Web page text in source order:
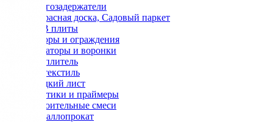
Снегозадержатели
Террасная доска, Садовый паркет
OSB плиты
Заборы и ограждения
Аэраторы и воронки
Утеплитель
Геотекстиль
Гладкий лист
Мастики и праймеры
Строительные смеси
Металлопрокат